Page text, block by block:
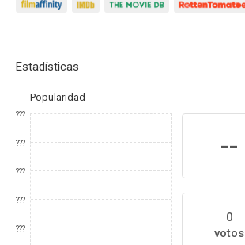
Estadísticas
Popularidad
???
???
???
???
???
--
0
votos